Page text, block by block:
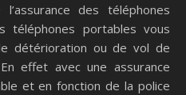
des téléphones
téléphones portables vous
détérioration ou de vol de
effet avec une assurance
et en fonction de la police